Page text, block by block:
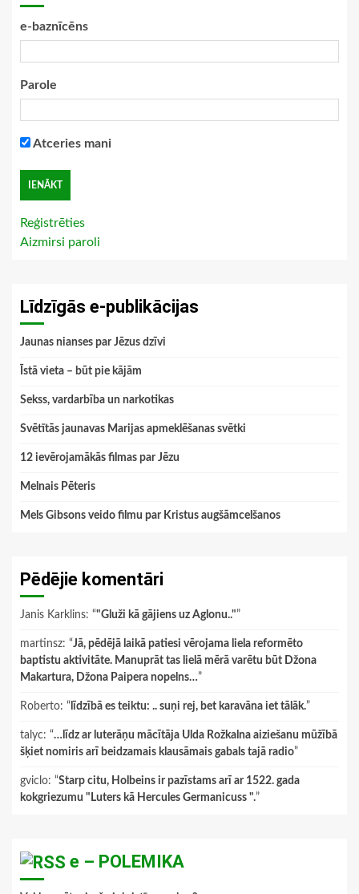
e-baznīcēns
Parole
Atceries mani
Reģistrēties
Aizmirsi paroli
Līdzīgās e-publikācijas
Jaunas nianses par Jēzus dzīvi
Īstā vieta – būt pie kājām
Sekss, vardarbība un narkotikas
Svētītās jaunavas Marijas apmeklēšanas svētki
12 ievērojamākās filmas par Jēzu
Melnais Pēteris
Mels Gibsons veido filmu par Kristus augšāmcelšanos
Pēdējie komentāri
Janis Karklins: “"Gluži kā gājiens uz Aglonu.."”
martinsz: “Jā, pēdējā laikā patiesi vērojama liela reformēto
baptistu aktivitāte. Manuprāt tas lielā mērā varētu būt Džona
Makartura, Džona Paipera nopelns…”
Roberto: “ līdzībā es teiktu: .. suņi rej, bet karavāna iet tālāk.”
talyc: “…līdz ar luterāņu mācītāja Ulda Rožkalna aiziešanu mūžībā
šķiet nomiris arī beidzamais klausāmais gabals tajā radio”
gviclo: “Starp citu, Holbeins ir pazīstams arī ar 1522. gada
kokgriezumu "Luters kā Hercules Germanicuss ".”
e – POLEMIKA